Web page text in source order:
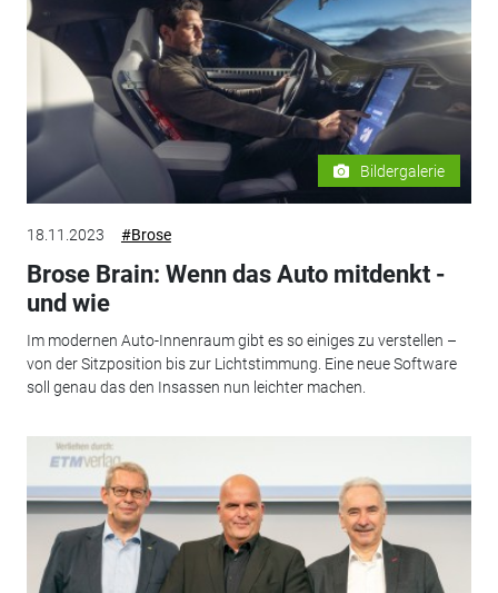
Bildergalerie
18.11.2023 #Brose
Brose Brain: Wenn das Auto mitdenkt -
und wie
Im modernen Auto-Innenraum gibt es so einiges zu verstellen –
von der Sitzposition bis zur Lichtstimmung. Eine neue Software
soll genau das den Insassen nun leichter machen.